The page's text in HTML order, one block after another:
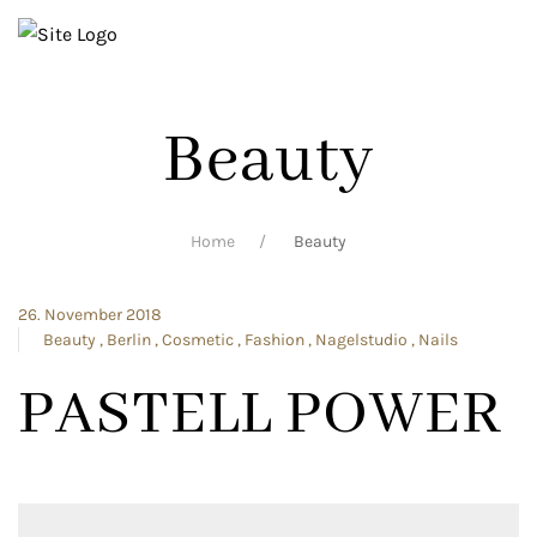
Beauty
Home Beauty
26. November 2018
Beauty
Berlin Cosmetic Fashion Nagelstudio Nails
PASTELL POWER